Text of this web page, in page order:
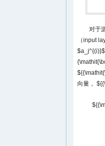
对于
（input
$a_j^{(i)}$
向量，